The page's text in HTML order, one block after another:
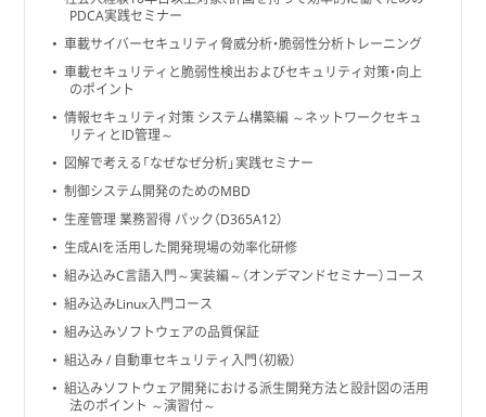
PDCA実践セミナー
車載サイバーセキュリティ脅威分析・脆弱性分析トレーニング
車載セキュリティと脆弱性検出およびセキュリティ対策・向上
のポイント
情報セキュリティ対策 システム構築編 ～ネットワークセキュ
リティとID管理～
図解で考える「なぜなぜ分析」実践セミナー
制御システム開発のためのMBD
生産管理 業務習得 パック（D365A12）
生成AIを活用した開発現場の効率化研修
組み込みC言語入門～実装編～（オンデマンドセミナー）コース
組み込みLinux入門コース
組み込みソフトウェアの品質保証
組込み / 自動車セキュリティ入門（初級）
組込みソフトウェア開発における派生開発方法と設計図の活用
法のポイント ～演習付～